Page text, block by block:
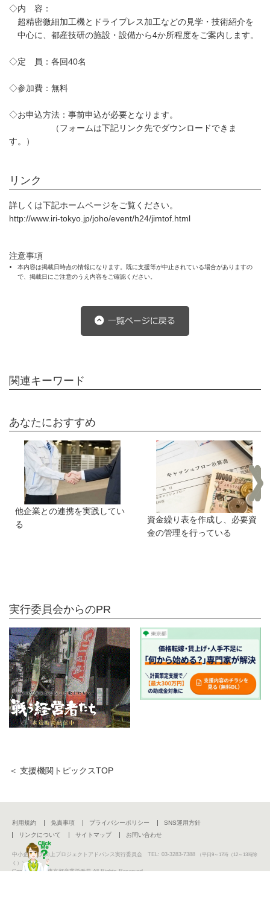
◇内 容：
超精密微細加工機とドライプレス加工などの見学・技術紹介を
中心に、都産技研の施設・設備から4か所程度をご案内します。
◇定 員：各回40名
◇参加費：無料
◇お申込方法：事前申込が必要となります。
（フォームは下記リンク先でダウンロードできま
す。）
リンク
詳しくは下記ホームページをご覧ください。
http://www.iri-tokyo.jp/joho/event/h24/jimtof.html
注意事項
本内容は掲載日時点の情報になります。既に支援等が中止されている場合がありますの
で、掲載日にご注意のうえ内容をご確認ください。
関連キーワード
あなたにおすすめ
他企業との連携を実践してい
る
資金繰り表を作成し、必要資
金の管理を行っている
実行委員会からのPR
＜ 支援機関トピックスTOP
利用規約 免責事項 プライバシーポリシー
SNS運用方針
リンクについて
サイトマップ お問い合わせ
中小企業活力向上プロジェクトアドバンス実行委員会 TEL: 03-3283-7388
（平日9～17時（12～13時除
く））
Copyright (C) 東京都産業労働局 All Rights Reserved.